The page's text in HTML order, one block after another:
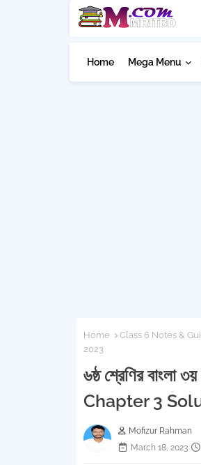
Home Mega Menu
Home Class 6 Notes &
2023
৬ষ্ঠ শ্রেণির
Chapter 3
Mofizur Rahman
March 18, 2023